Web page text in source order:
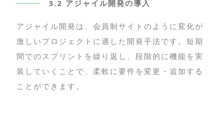
3.2 アジャイル開発の導入
アジャイル開発は、会員制サイトのように変化が
激しいプロジェクトに適した開発手法です。短期
間でのスプリントを繰り返し、段階的に機能を実
装していくことで、柔軟に要件を変更・追加する
ことができます。